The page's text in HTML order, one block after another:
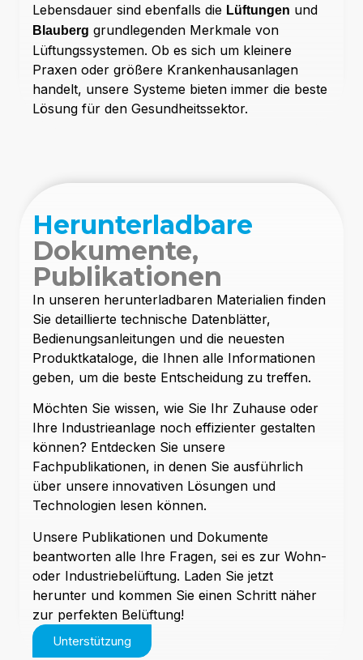
Lebensdauer sind ebenfalls die Lüftungen und
Blauberg grundlegenden Merkmale von
Lüftungssystemen. Ob es sich um kleinere
Praxen oder größere Krankenhausanlagen
handelt, unsere Systeme bieten immer die beste
Lösung für den Gesundheitssektor.
Herunterladbare
Dokumente,
Publikationen
In unseren herunterladbaren Materialien finden
Sie detaillierte technische Datenblätter,
Bedienungsanleitungen und die neuesten
Produktkataloge, die Ihnen alle Informationen
geben, um die beste Entscheidung zu treffen.
Möchten Sie wissen, wie Sie Ihr Zuhause oder
Ihre Industrieanlage noch effizienter gestalten
können? Entdecken Sie unsere
Fachpublikationen, in denen Sie ausführlich
über unsere innovativen Lösungen und
Technologien lesen können.
Unsere Publikationen und Dokumente
beantworten alle Ihre Fragen, sei es zur Wohn-
oder Industriebelüftung. Laden Sie jetzt
herunter und kommen Sie einen Schritt näher
zur perfekten Belüftung!
Unterstützung